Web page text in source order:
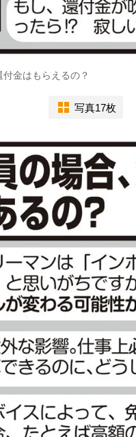
金はもらえるの？
写真17枚